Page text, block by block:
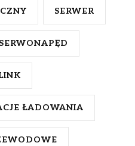
SERWER
SERWONAPĘD
ŁADOWANIA